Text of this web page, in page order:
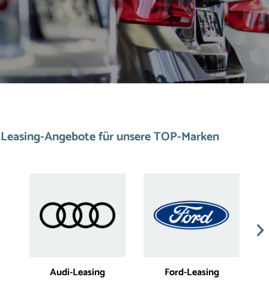
Audi-Leasing Ford-Leasing
Leasing-Angebote für unsere TOP-Marken